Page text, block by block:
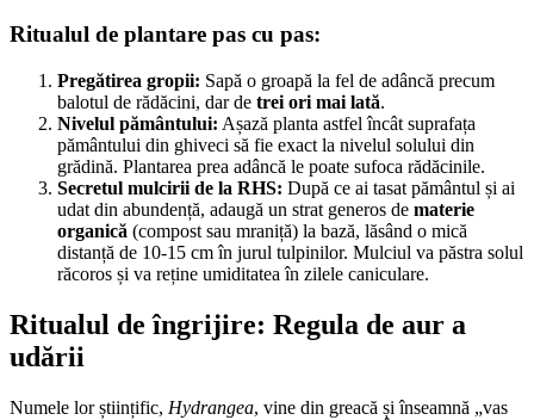
Ritualul de plantare pas cu pas:
Pregătirea gropii: Sapă o groapă la fel de adâncă precum
balotul de rădăcini, dar de trei ori mai lată.
Nivelul pământului: Așază planta astfel încât suprafața
pământului din ghiveci să fie exact la nivelul solului din
grădină. Plantarea prea adâncă le poate sufoca rădăcinile.
Secretul mulcirii de la RHS: După ce ai tasat pământul și ai
udat din abundență, adaugă un strat generos de materie
organică (compost sau mraniță) la bază, lăsând o mică
distanță de 10-15 cm în jurul tulpinilor. Mulciul va păstra solul
răcoros și va reține umiditatea în zilele caniculare.
Ritualul de îngrijire: Regula de aur a
udării
Numele lor științific, Hydrangea, vine din greacă și înseamnă „vas